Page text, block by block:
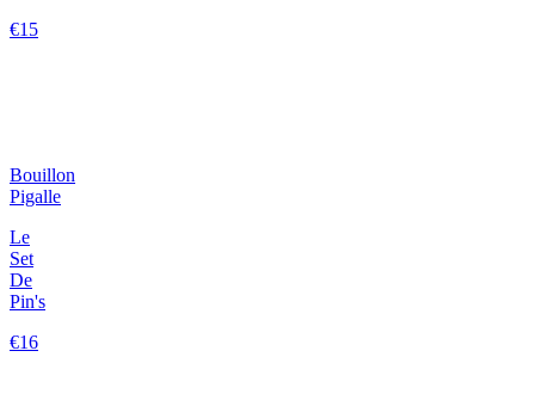
€15
Bouillon
Pigalle
Le
Set
De
Pin's
€16